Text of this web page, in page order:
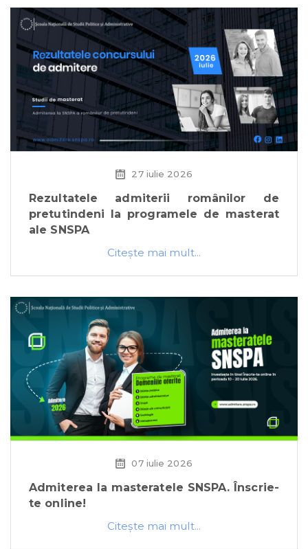
27 iulie 2026
Rezultatele admiterii românilor de
pretutindeni la programele de masterat
ale SNSPA
Citeşte mai mult...
07 iulie 2026
Admiterea la masteratele SNSPA. Înscrie-
te online!
Citeşte mai mult...